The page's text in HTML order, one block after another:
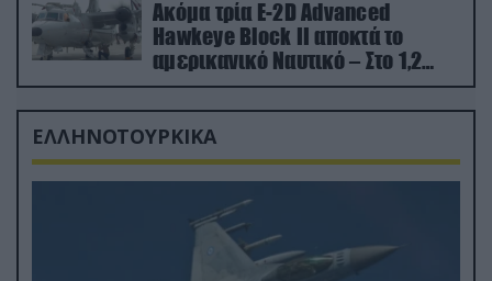
Ακόμα τρία E-2D Advanced
Hawkeye Block II αποκτά το
αμερικανικό Ναυτικό – Στο 1,2
δισ.δολάρια το κόστος
ΕΛΛΗΝΟΤΟΥΡΚΙΚΑ